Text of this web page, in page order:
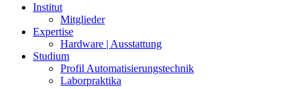
Institut
Mitglieder
Expertise
Hardware | Ausstattung
Studium
Profil Automatisierungstechnik
Laborpraktika